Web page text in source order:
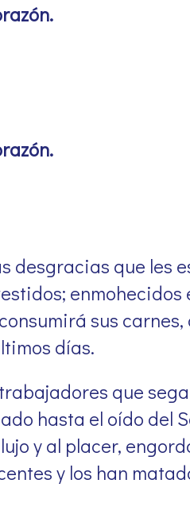
desgracias que les
enmohecidos
sus carnes,
días.
que
hasta el oído del
y al placer,
y los han